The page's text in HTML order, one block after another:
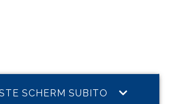
SCHERM SUBITO